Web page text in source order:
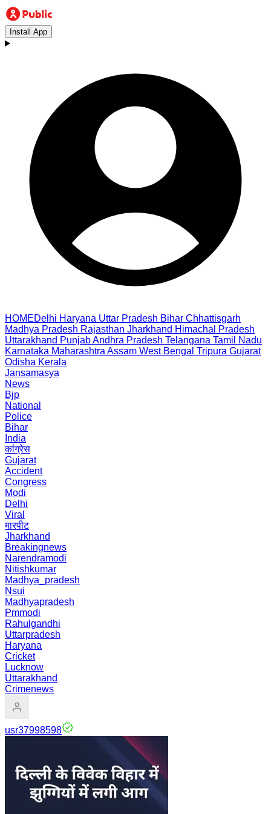
Install App
HOMEDelhi Haryana Uttar Pradesh Bihar Chhattisgarh
Madhya Pradesh Rajasthan Jharkhand Himachal Pradesh
Uttarakhand PunjabAndhra Pradesh Telangana Tamil Nadu
Karnataka Maharashtra Assam West Bengal Tripura Gujarat
Odisha Kerala
Jansamasya
News
Bjp
National
Police
Bihar
India
कांग्रेस
Gujarat
Accident
Congress
Modi
Delhi
Viral
मारपीट
Jharkhand
Breakingnews
Narendramodi
Nitishkumar
Madhya_pradesh
Nsui
Madhyapradesh
Pmmodi
Rahulgandhi
Uttarpradesh
Haryana
Cricket
Lucknow
Uttarakhand
Crimenews
usr37998598